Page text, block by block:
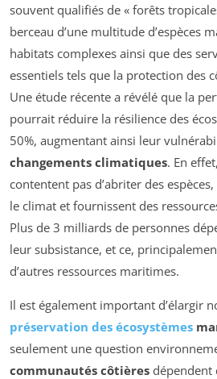
souvent qualifiés de « forêts
berceau d’une multitude d’espèces
habitats complexes ainsi que des
essentiels tels que la protection des
Une étude récente a révélé que la
pourrait réduire la résilience des
50%, augmentant ainsi leur
changements climatiques. En
contentent pas d’abriter des
le climat et fournissent des
Plus de 3 milliards de personnes
leur subsistance, et ce,
d’autres ressources maritimes.
Il est également important d’élargir
préservation des écosystèmes
seulement une question
communautés côtières dépendent